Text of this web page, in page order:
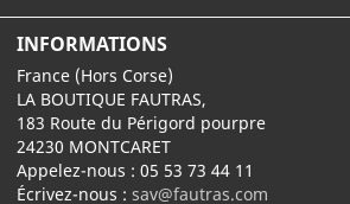
INFORMATIONS
France (Hors Corse)
LA BOUTIQUE FAUTRAS,
183 Route du Périgord pourpre
24230 MONTCARET
Appelez-nous :05 53 73 44 11
Écrivez-nous :sav@fautras.com